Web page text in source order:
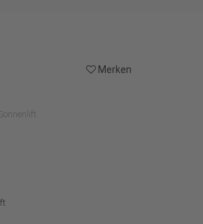
Merken